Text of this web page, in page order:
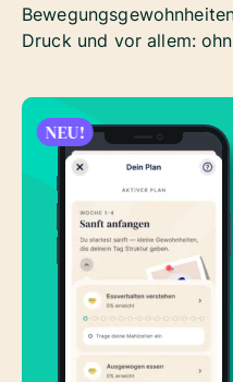
Druck und vor allem:
NEU!